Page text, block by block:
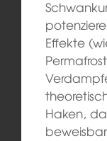
Effekte
Haken,